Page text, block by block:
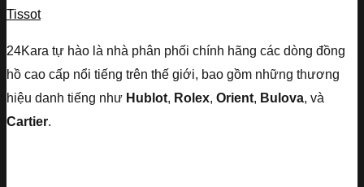
Tissot
24Kara tự hào là nhà phân phối chính hãng các dòng đồng
hồ cao cấp nổi tiếng trên thế giới, bao gồm những thương
hiệu danh tiếng như Hublot, Rolex, Orient, Bulova, và
Cartier.